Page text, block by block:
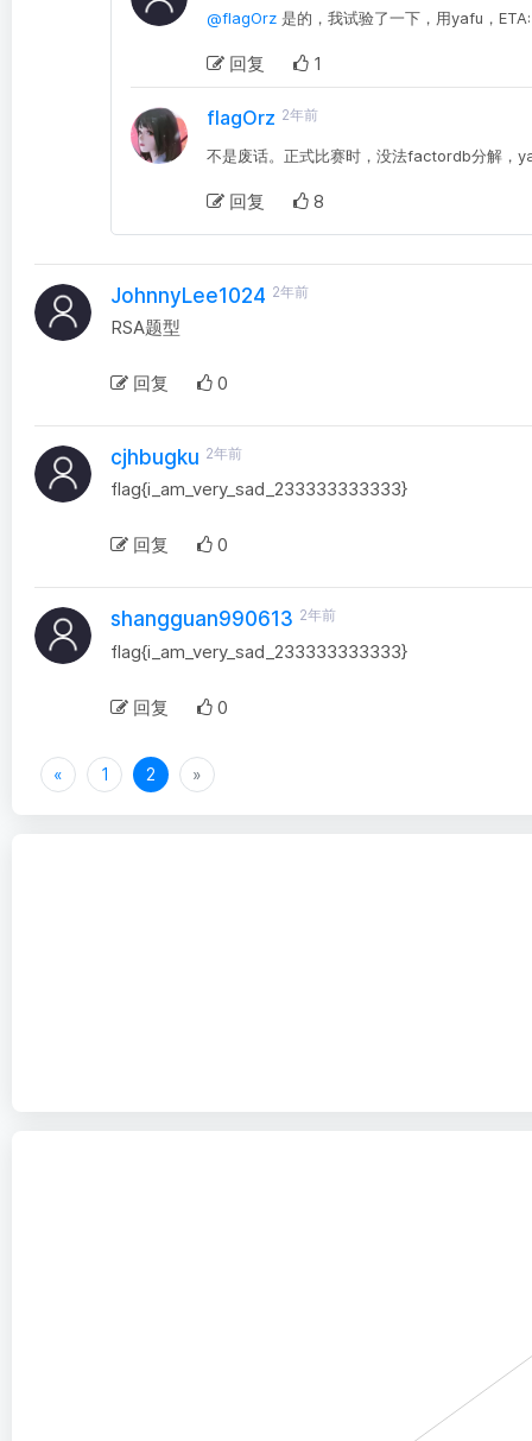
@flagOrz 是的，我试验了一下，用yafu，
回复 1
flagOrz 2年前
不是废话。正式比赛时，没法factordb分解，
回复 8
JohnnyLee1024 2年前
RSA题型
回复 0
cjhbugku 2年前
flag{i_am_very_sad_233333333333}
回复 0
shangguan990613 2年前
flag{i_am_very_sad_233333333333}
回复 0
« 1 2 »